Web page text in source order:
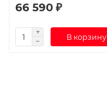
66 590 ₽
В корзину